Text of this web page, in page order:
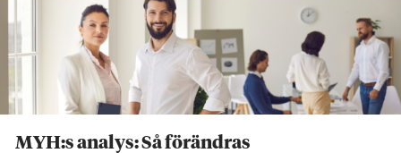
MYH:s analys: Så förändras